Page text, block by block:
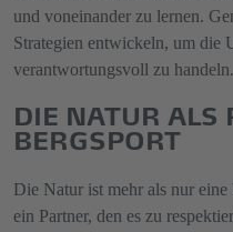
und voneinander zu lernen.
Strategien entwickeln, um die
verantwortungsvoll zu handeln.
DIE NATUR ALS
BERGSPORT
Die Natur ist mehr als nur
ein Partner, den es zu